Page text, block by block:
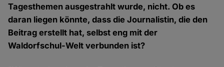
Tagesthemen ausgestrahlt wurde, nicht. Ob es
daran liegen könnte, dass die Journalistin, die den
Beitrag erstellt hat, selbst eng mit der
Waldorfschul-Welt verbunden ist?